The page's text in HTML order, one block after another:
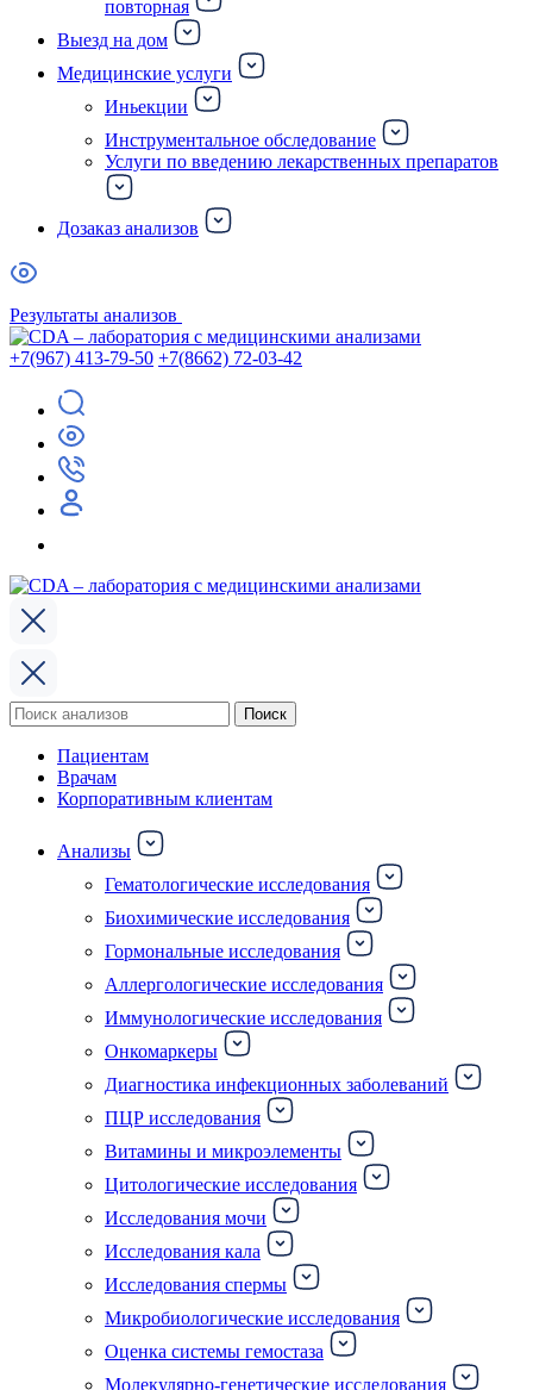
повторная
Выезд на дом
Медицинские услуги
Иньекции
Инструментальное обследование
Услуги по введению лекарственных препаратов
Дозаказ анализов
Результаты анализов
+7(967) 413-79-50 +7(8662) 72-03-42
Поиск
по:
Поиск
Пациентам
Врачам
Корпоративным клиентам
Анализы
Гематологические исследования
Биохимические исследования
Гормональные исследования
Аллергологические исследования
Иммунологические исследования
Онкомаркеры
Диагностика инфекционных заболеваний
ПЦР исследования
Витамины и микроэлементы
Цитологические исследования
Исследования мочи
Исследования кала
Исследования спермы
Микробиологические исследования
Оценка системы гемостаза
Молекулярно-генетические исследования